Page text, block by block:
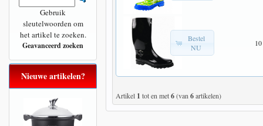
Bestel
NU
10
Artikel 1 tot en met6(van 6artikelen)
Gebruik
sleutelwoorden om
het artikel te zoeken.
Geavanceerd zoeken
Nieuwe artikelen?